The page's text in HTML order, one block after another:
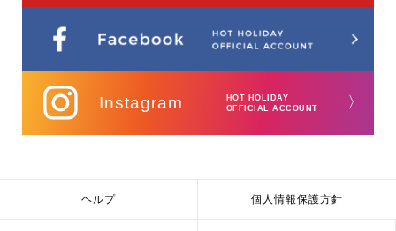
Instagram
HOT HOLIDAY
OFFICIAL ACCOUNT
〉
ヘルプ 個人情報保護方針